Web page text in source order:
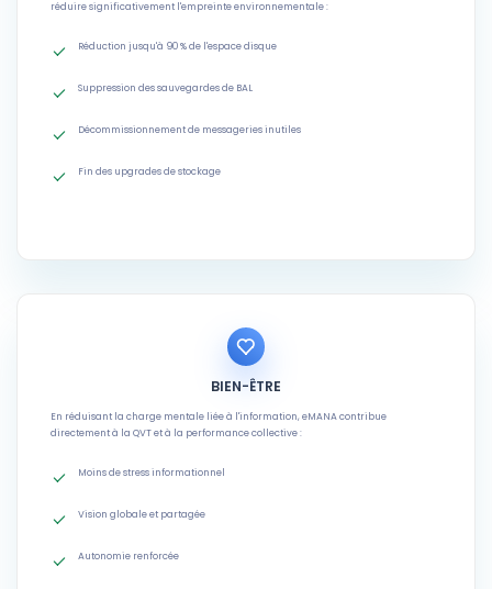
réduire significativement l'empreinte environnementale :
Réduction jusqu'à 90 % de l'espace disque
Suppression des sauvegardes de BAL
Décommissionnement de messageries inutiles
Fin des upgrades de stockage
BIEN-ÊTRE
En réduisant la charge mentale liée à l'information, eMANA contribue
directement à la QVT et à la performance collective :
Moins de stress informationnel
Vision globale et partagée
Autonomie renforcée